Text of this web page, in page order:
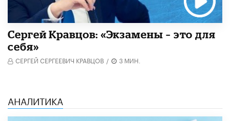
Сергей Кравцов: «Экзамены – это для
себя»
СЕРГЕЙ СЕРГЕЕВИЧ КРАВЦОВ / 3 МИН.
АНАЛИТИКА